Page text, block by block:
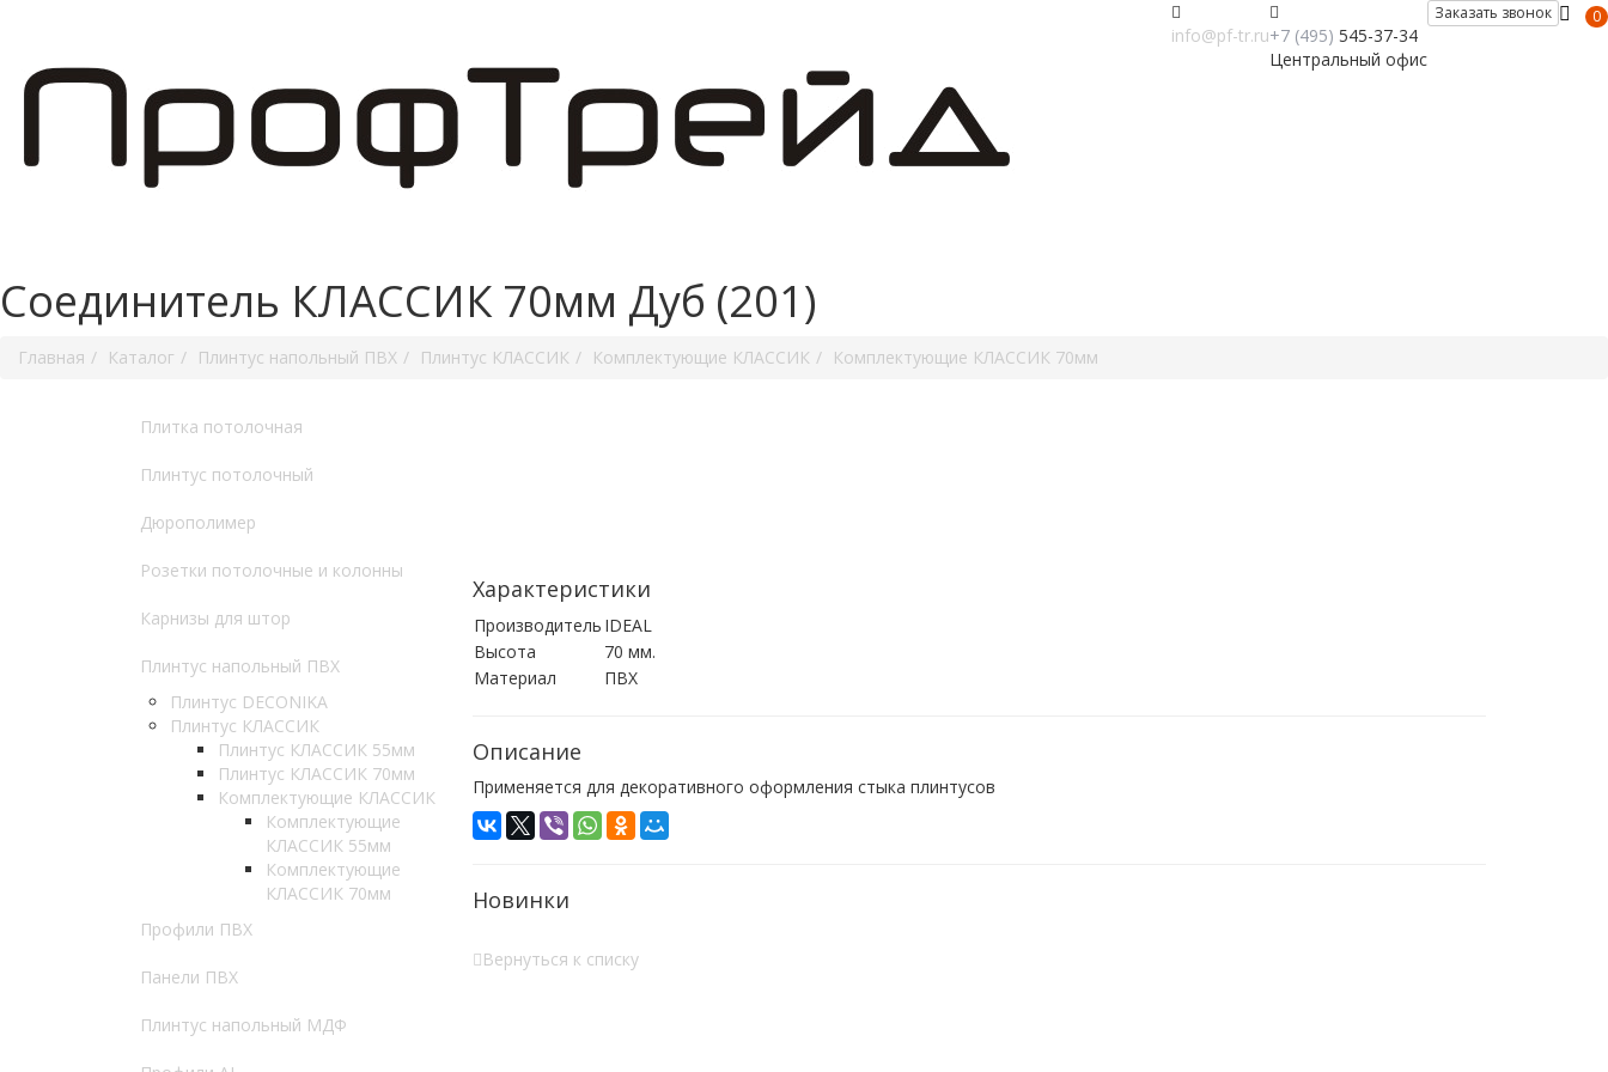
0
Заказать звонок
+7 (495) 545-37-34
Центральный офис
info@pf-tr.ru
Соединитель КЛАССИК 70мм Дуб (201)
Главная Каталог Плинтус напольный ПВХ Плинтус КЛАССИК Комплектующие КЛАССИК Комплектующие КЛАССИК 70мм
Плитка потолочная
Плинтус потолочный
Дюрополимер
Розетки потолочные и колонны
Карнизы для штор
Плинтус напольный ПВХ
Плинтус DECONIKA
Плинтус КЛАССИК
Плинтус КЛАССИК 55мм
Плинтус КЛАССИК 70мм
Комплектующие КЛАССИК
Комплектующие
КЛАССИК 55мм
Комплектующие
КЛАССИК 70мм
Профили ПВХ
Панели ПВХ
Плинтус напольный МДФ
Характеристики
Производитель IDEAL
Высота
70 мм.
Материал
ПВХ
Описание
Применяется для декоративного оформления стыка плинтусов
Новинки
Вернуться к списку